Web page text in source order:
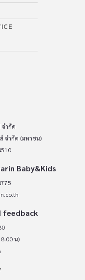
จำกัด
จำกัด (มหาชน)
Baby&Kids
feedback
น)